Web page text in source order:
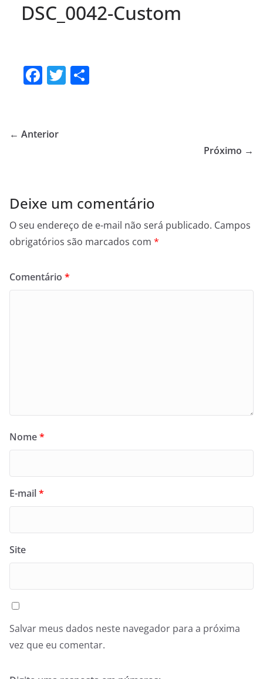
DSC_0042-Custom
F
e
k
T
← Anterior
Próximo →
Deixe um comentário
O seu endereço de e-mail não será publicado. Campos
obrigatórios são marcados com *
Comentário *
Nome*
E-mail*
Site
Salvar meus dados neste navegador para a próxima
vez que eu comentar.